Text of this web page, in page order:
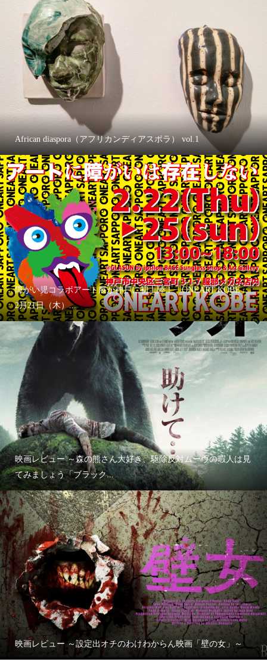
African diaspora（アフリカンディアスポラ） vol.1
障がい児コラボアート展が神戸に初上陸！「ONEART KOBE」
2月21日（木）...
映画レビュー ～森の熊さん大好き、駆除反対ムーヴの暇人は見
てみましょう「ブラック...
映画レビュー ～設定出オチのわけわからん映画「壁の女」～